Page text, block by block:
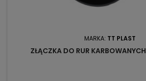
MARKA: TT PLAST
ZŁĄCZKA DO RUR